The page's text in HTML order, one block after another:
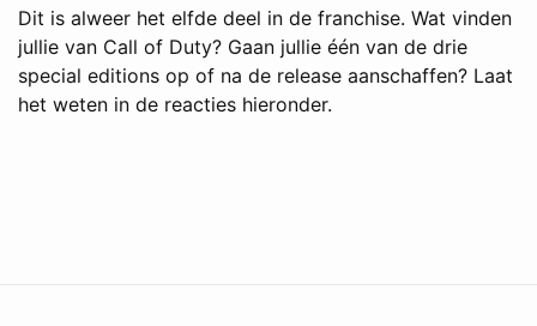
Dit is alweer het elfde deel in de franchise. Wat vinden
jullie van Call of Duty? Gaan jullie één van de drie
special editions op of na de release aanschaffen? Laat
het weten in de reacties hieronder.